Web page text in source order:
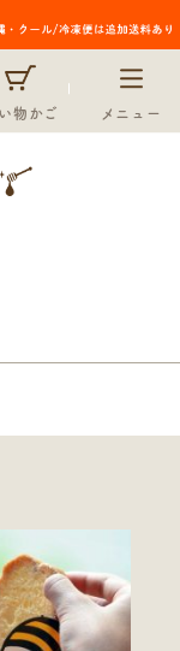
物かご メニュー